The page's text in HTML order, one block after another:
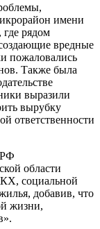
имени
рядом
вредные
пожаловались
Также была
выразили
вырубку
ответственности
области
социальной
добавив, что
жизни,